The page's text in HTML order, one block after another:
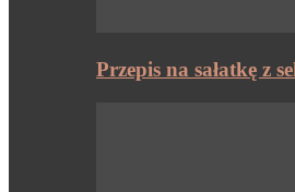
Przepis na sałatkę z